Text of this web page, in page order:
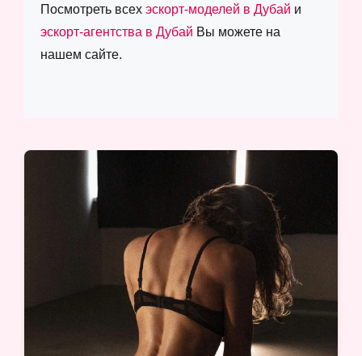
Посмотреть всех эскорт-моделей в Дубай и
эскорт-агентства в Дубай Вы можете на
нашем сайте.